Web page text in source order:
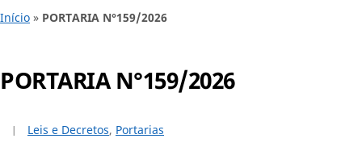
Início » PORTARIA N°159/2026
PORTARIA N°159/2026
Leis e Decretos, Portarias